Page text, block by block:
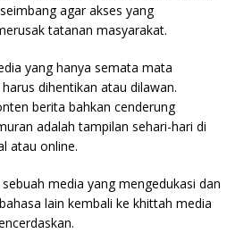
agar akses yang
tatanan masyarakat.
yang hanya semata mata
dihentikan atau dilawan.
berita bahkan cenderung
adalah tampilan sehari-hari di
atau online.
media yang mengedukasi dan
lain kembali ke khittah media